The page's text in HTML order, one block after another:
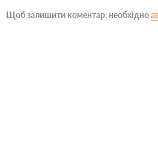
Щоб залишити коментар, необхідно